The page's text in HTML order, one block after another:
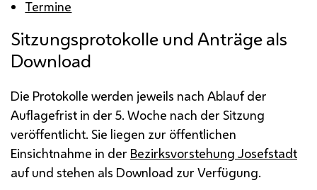
Termine
Sitzungsprotokolle und Anträge als
Download
Die Protokolle werden jeweils nach Ablauf der
Auflagefrist in der 5. Woche nach der Sitzung
veröffentlicht. Sie liegen zur öffentlichen
Einsichtnahme in der Bezirksvorstehung Josefstadt
auf und stehen als Download zur Verfügung.